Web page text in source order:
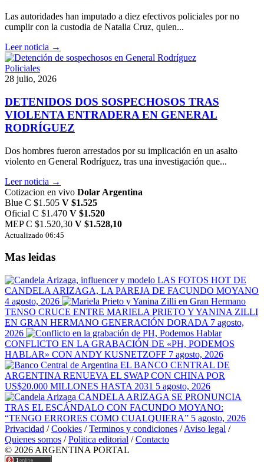
Las autoridades han imputado a diez efectivos policiales por no
cumplir con la custodia de Natalia Cruz, quien...
Leer noticia →
Policiales
28 julio, 2026
DETENIDOS DOS SOSPECHOSOS TRAS
VIOLENTA ENTRADERA EN GENERAL
RODRÍGUEZ
Dos hombres fueron arrestados por su implicación en un asalto
violento en General Rodríguez, tras una investigación que...
Leer noticia →
Cotizacion en vivo Dolar Argentina
Blue C $1.505 V $1.525
Oficial C $1.470 V $1.520
MEP C $1.520,30 V $1.528,10
Actualizado 06:45
Mas leidas
LAS FOTOS HOT DE
CANDELA ARIZAGA, LA PAREJA DE FACUNDO MOYANO
4 agosto, 2026
TENSO CRUCE ENTRE MARIELA PRIETO Y YANINA ZILLI
EN GRAN HERMANO GENERACIÓN DORADA 7 agosto,
2026
CONFLICTO EN LA GRABACIÓN DE «PH, PODEMOS
HABLAR» CON ANDY KUSNETZOFF 7 agosto, 2026
EL BANCO CENTRAL DE
ARGENTINA RENUEVA EL SWAP CON CHINA POR
US$20.000 MILLONES HASTA 2031 5 agosto, 2026
CANDELA ARIZAGA SE PRONUNCIA
TRAS EL ESCÁNDALO CON FACUNDO MOYANO:
“TENGO ERRORES COMO CUALQUIERA” 5 agosto, 2026
Privacidad / Cookies / Terminos y condiciones / Aviso legal /
Quienes somos / Politica editorial / Contacto
© 2026 ARGENTINA PORTAL